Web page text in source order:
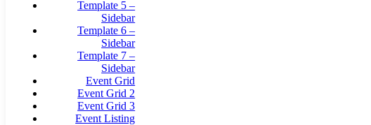
Template 5 –
Sidebar
Template 6 –
Sidebar
Template 7 –
Sidebar
Event Grid
Event Grid 2
Event Grid 3
Event Listing